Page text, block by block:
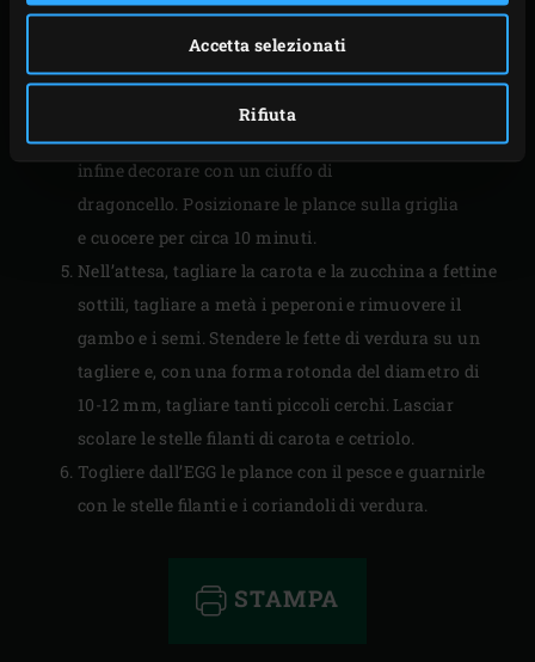
Accetta selezionati
Rifiuta
di dimensioni uniformi e disporre un pezzo di
salmone e uno di merluzzo su ogni plancia.
Spennellare il pesce con il tuorlo sbattuto,
quindi cospargerlo con i pezzetti di pane fritto e
infine decorare con un ciuffo di
dragoncello. Posizionare le plance sulla griglia
e cuocere per circa 10 minuti.
Nell’attesa, tagliare la carota e la zucchina a fettine
sottili, tagliare a metà i peperoni e rimuovere il
gambo e i semi. Stendere le fette di verdura su un
tagliere e, con una forma rotonda del diametro di
10-12 mm, tagliare tanti piccoli cerchi. Lasciar
scolare le stelle filanti di carota e cetriolo.
Togliere dall’EGG le plance con il pesce e guarnirle
con le stelle filanti e i coriandoli di verdura.
STAMPA